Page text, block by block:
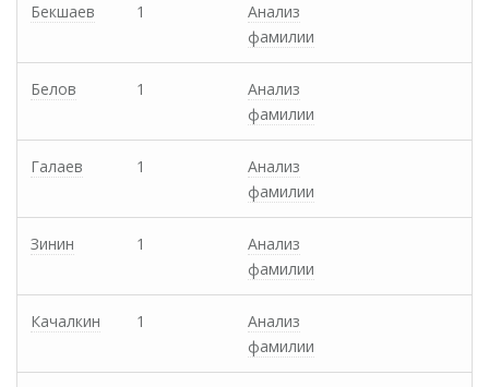
Бекшаев 1
Анализ
фамилии
Белов 1
Анализ
фамилии
Галаев 1
Анализ
фамилии
Зинин 1
Анализ
фамилии
Качалкин 1
Анализ
фамилии